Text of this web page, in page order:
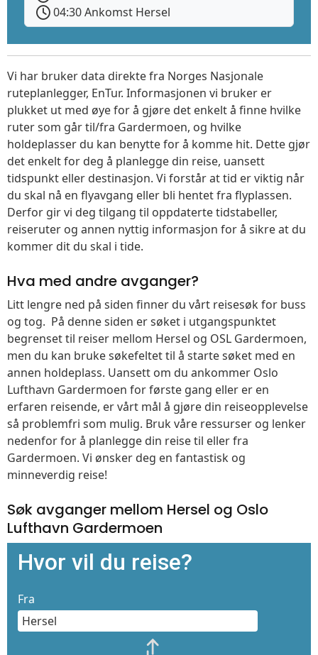
04:30 Ankomst Hersel
Vi har bruker data direkte fra Norges Nasjonale
ruteplanlegger, EnTur. Informasjonen vi bruker er
plukket ut med øye for å gjøre det enkelt å finne hvilke
ruter som går til/fra Gardermoen, og hvilke
holdeplasser du kan benytte for å komme hit. Dette gjør
det enkelt for deg å planlegge din reise, uansett
tidspunkt eller destinasjon. Vi forstår at tid er viktig når
du skal nå en flyavgang eller bli hentet fra flyplassen.
Derfor gir vi deg tilgang til oppdaterte tidstabeller,
reiseruter og annen nyttig informasjon for å sikre at du
kommer dit du skal i tide.
Hva med andre avganger?
Litt lengre ned på siden finner du vårt reisesøk for buss
og tog. På denne siden er søket i utgangspunktet
begrenset til reiser mellom Hersel og OSL Gardermoen,
men du kan bruke søkefeltet til å starte søket med en
annen holdeplass. Uansett om du ankommer Oslo
Lufthavn Gardermoen for første gang eller er en
erfaren reisende, er vårt mål å gjøre din reiseopplevelse
så problemfri som mulig. Bruk våre ressurser og lenker
nedenfor for å planlegge din reise til eller fra
Gardermoen. Vi ønsker deg en fantastisk og
minneverdig reise!
Søk avganger mellom Hersel og Oslo
Lufthavn Gardermoen
Hvor vil du reise?
Fra